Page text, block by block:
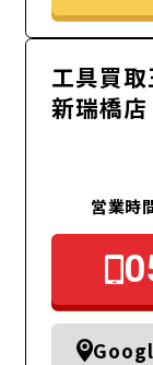
工具買取
新瑞橋店
営業時